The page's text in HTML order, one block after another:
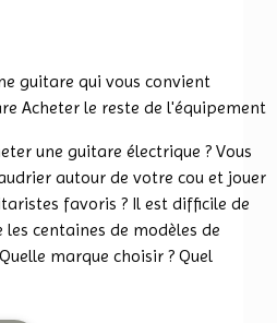
guitare qui vous convient
Acheter le reste de l'équipement
une guitare électrique ? Vous
autour de votre cou et jouer
favoris ? Il est difficile de
centaines de modèles de
marque choisir ? Quel